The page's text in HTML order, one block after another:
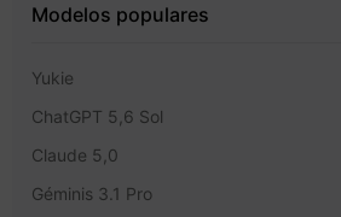
Modelos populares
Yukie
ChatGPT 5,6 Sol
Claude 5,0
Géminis 3.1 Pro